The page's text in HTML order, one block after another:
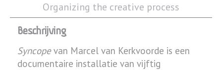
Organizing the creative process
Beschrijving
Syncopevan Marcel van Kerkvoorde is een
documentaire installatie van vijftig